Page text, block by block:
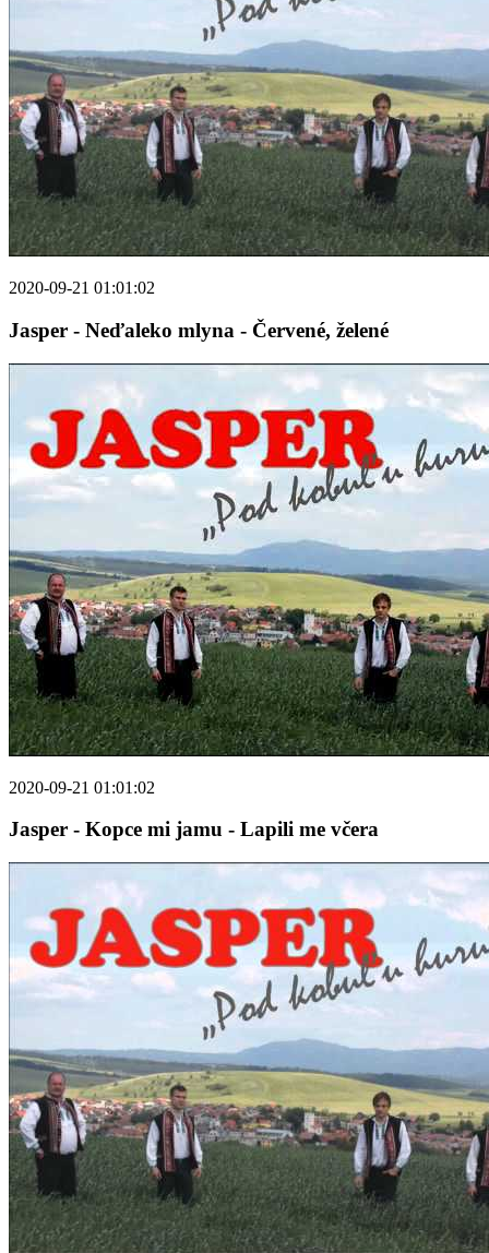
2020-09-21 01:01:02
Jasper - Neďaleko mlyna - Červené, želené
2020-09-21 01:01:02
Jasper - Kopce mi jamu - Lapili me včera